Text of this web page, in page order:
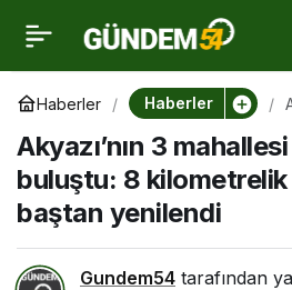
Haberler Haberler
Akyazı’nın 3
buluştu: 8
baştan yenilendi
Gundem54 tarafından
Akyazı’nın 3 mahallesi
sıcak asfaltta buluştu: 8
kilometrelik güzergah sil
baştan yenilendi